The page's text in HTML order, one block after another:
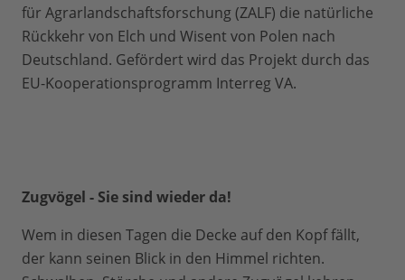
für Agrarlandschaftsforschung (ZALF) die natürliche
Rückkehr von Elch und Wisent von Polen nach
Deutschland. Gefördert wird das Projekt durch das
EU-Kooperationsprogramm Interreg VA.
Zugvögel - Sie sind wieder da!
Wem in diesen Tagen die Decke auf den Kopf fällt,
der kann seinen Blick in den Himmel richten.